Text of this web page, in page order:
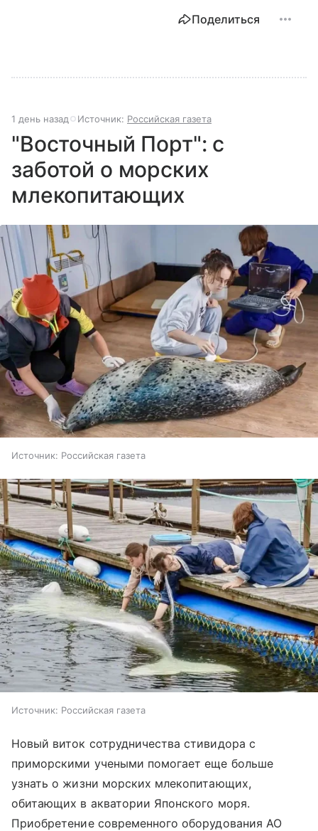
Поделиться
1 день назад Источник: Российская газета
"Восточный Порт": с
заботой о морских
млекопитающих
Источник: Российская газета
Источник: Российская газета
Новый виток сотрудничества стивидора с
приморскими учеными помогает еще больше
узнать о жизни морских млекопитающих,
обитающих в акватории Японского моря.
Приобретение современного оборудования АО